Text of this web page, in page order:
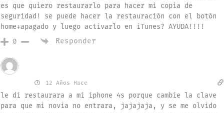
es que quiero restaurarlo para hacer mi copia de
seguridad! se puede hacer la restauración con el botón
home+apagado y luego activarlo en iTunes? AYUDA!!!!
0
Responder
12 Años Hace
le di restaurara a mi iphone 4s porque cambie la clave
para que mi novia no entrara, jajajaja, y se me olvido